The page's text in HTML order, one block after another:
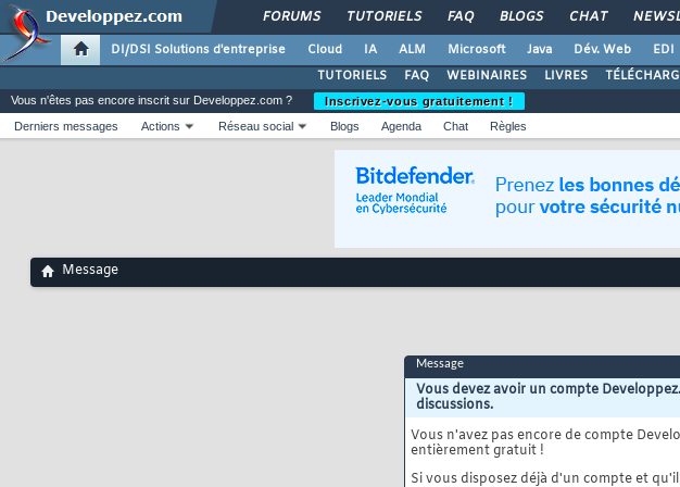
FORUMS TUTORIELS FAQ BLOGS CHAT
DI/DSI Solutions d'entreprise Cloud IA ALM Microsoft Java Dév. Web EDI
TUTORIELS
FAQ WEBINAIRES LIVRES
Vous n'êtes pas encore inscrit sur Developpez.com ?
Inscrivez-vous gratuitement !
Derniers messages
Actions Réseau social Blogs Agenda Chat Règles
Message
Message
Vous devez avoir un compte
discussions.
Vous n'avez pas encore de compte
entièrement gratuit !
Si vous disposez déjà d'un compte et